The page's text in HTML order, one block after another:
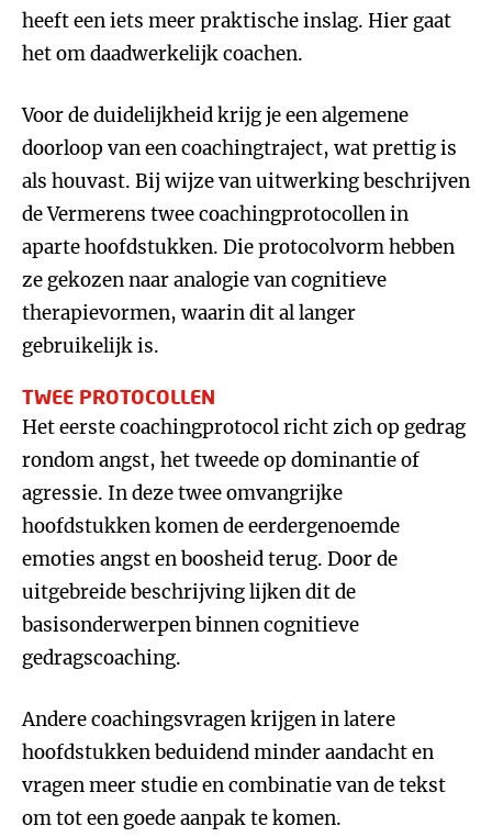
heeft een iets meer praktische inslag. Hier gaat
het om daadwerkelijk coachen.
Voor de duidelijkheid krijg je een algemene
doorloop van een coachingtraject, wat prettig is
als houvast. Bij wijze van uitwerking beschrijven
de Vermerens twee coachingprotocollen in
aparte hoofdstukken. Die protocolvorm hebben
ze gekozen naar analogie van cognitieve
therapievormen, waarin dit al langer
gebruikelijk is.
TWEE PROTOCOLLEN
Het eerste coachingprotocol richt zich op gedrag
rondom angst, het tweede op dominantie of
agressie. In deze twee omvangrijke
hoofdstukken komen de eerdergenoemde
emoties angst en boosheid terug. Door de
uitgebreide beschrijving lijken dit de
basisonderwerpen binnen cognitieve
gedragscoaching.
Andere coachingsvragen krijgen in latere
hoofdstukken beduidend minder aandacht en
vragen meer studie en combinatie van de tekst
om tot een goede aanpak te komen.